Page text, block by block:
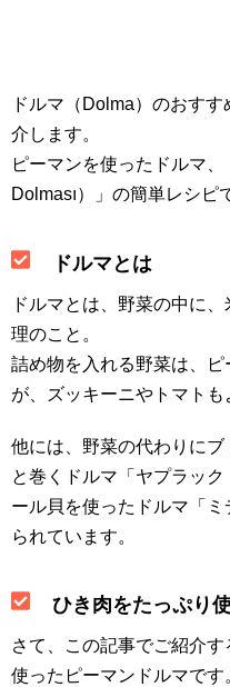
ドルマ（Dolma）のおす
介します。
ピーマンを使ったドルマ
Dolması）」の簡単レシピ
ドルマとは
ドルマとは、野菜の中に
理のこと。
詰め物を入れる野菜は、
が、ズッキーニやトマトも
他には、野菜の代わりに
と巻くドルマ「ヤプラッ
ール貝を使ったドルマ「
られています。
ひき肉をたっぷり
さて、この記事でご紹介
使ったピーマンドルマです